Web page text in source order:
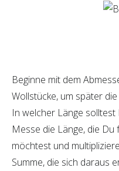
Beginne mit dem
Wollstücke, um später
In welcher Länge
Messe die Länge, die
möchtest und
Summe, die sich daraus